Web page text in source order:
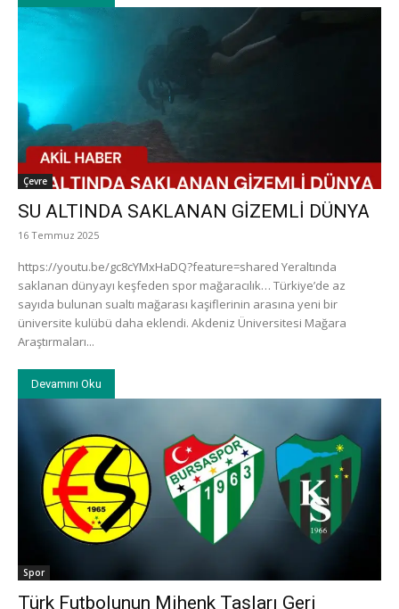
Çevre
SU ALTINDA SAKLANAN GİZEMLİ DÜNYA
16 Temmuz 2025
https://youtu.be/gc8cYMxHaDQ?feature=shared Yeraltında
saklanan dünyayı keşfeden spor mağaracılık… Türkiye’de az
sayıda bulunan sualtı mağarası kaşiflerinin arasına yeni bir
üniversite kulübü daha eklendi. Akdeniz Üniversitesi Mağara
Araştırmaları...
Devamını Oku
Spor
Türk Futbolunun Mihenk Taşları Geri